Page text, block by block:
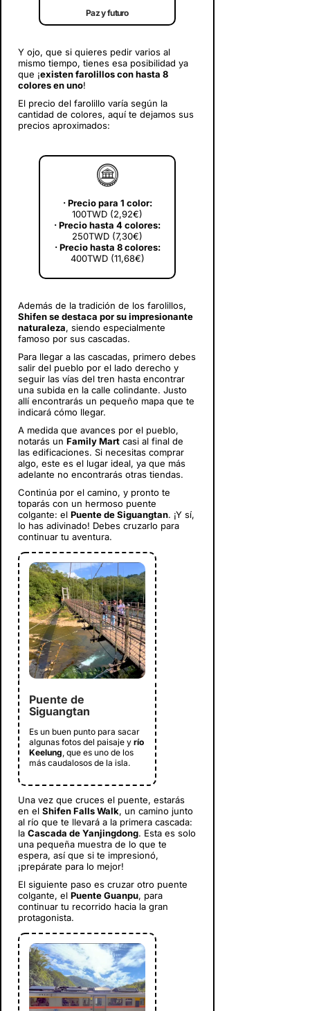
Paz y futuro
Y ojo, que si quieres pedir varios al
mismo tiempo, tienes esa posibilidad ya
que ¡existen farolillos con hasta 8
colores en uno!
El precio del farolillo varía según la
cantidad de colores, aquí te dejamos sus
precios aproximados:
🪙
· Precio para 1 color:
100TWD (2,92€)
· Precio hasta 4 colores:
250TWD (7,30€)
· Precio hasta 8 colores:
400TWD (11,68€)
Además de la tradición de los farolillos,
Shifen se destaca por su impresionante
naturaleza, siendo especialmente
famoso por sus cascadas.
Para llegar a las cascadas, primero debes
salir del pueblo por el lado derecho y
seguir las vías del tren hasta encontrar
una subida en la calle colindante. Justo
allí encontrarás un pequeño mapa que te
indicará cómo llegar.
A medida que avances por el pueblo,
notarás un Family Mart casi al final de
las edificaciones. Si necesitas comprar
algo, este es el lugar ideal, ya que más
adelante no encontrarás otras tiendas.
Continúa por el camino, y pronto te
toparás con un hermoso puente
colgante: el Puente de Siguangtan. ¡Y sí,
lo has adivinado! Debes cruzarlo para
continuar tu aventura.
Puente de
Siguangtan
Es un buen punto para sacar
algunas fotos del paisaje y río
Keelung, que es uno de los
más caudalosos de la isla.
Una vez que cruces el puente, estarás
en el Shifen Falls Walk, un camino junto
al río que te llevará a la primera cascada:
la Cascada de Yanjingdong. Esta es solo
una pequeña muestra de lo que te
espera, así que si te impresionó,
¡prepárate para lo mejor!
El siguiente paso es cruzar otro puente
colgante, el Puente Guanpu, para
continuar tu recorrido hacia la gran
protagonista.